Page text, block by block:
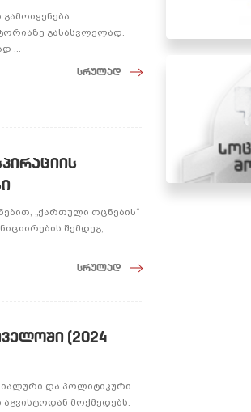
გასასვლელად.
...
სრულად
„ქართული ოცნების“
შემდეგ,
სრულად
(2024
და პოლიტიკური
მოქმედებს.